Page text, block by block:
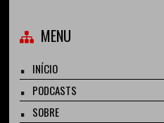
MENU
INÍCIO
PODCASTS
SOBRE